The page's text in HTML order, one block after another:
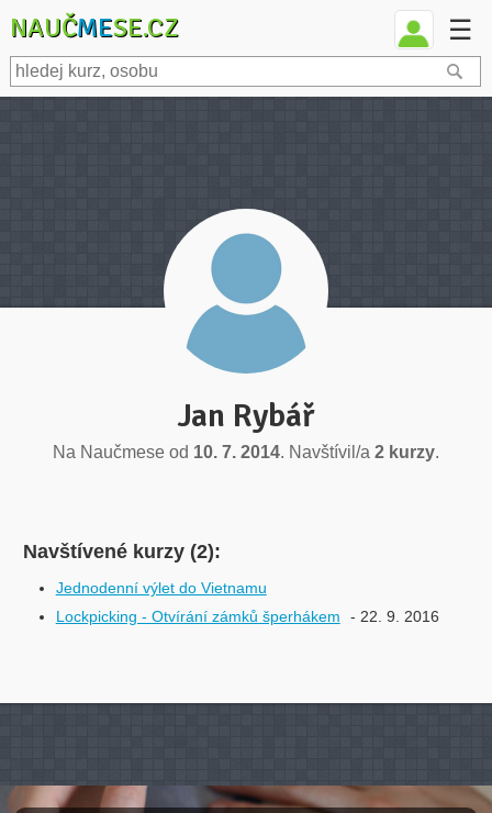
NAUČMESE.CZ ☰
Jan Rybář
Na Naučmese od 10. 7. 2014. Navštívil/a 2 kurzy.
Navštívené kurzy (2):
Jednodenní výlet do Vietnamu
Lockpicking - Otvírání zámků šperhákem
- 22. 9. 2016